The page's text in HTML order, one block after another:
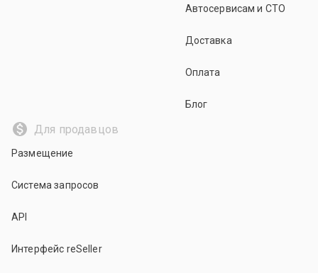
Автосервисам и СТО
Доставка
Оплата
Блог
Для продавцов
Размещение
Система запросов
API
Интерфейс reSeller